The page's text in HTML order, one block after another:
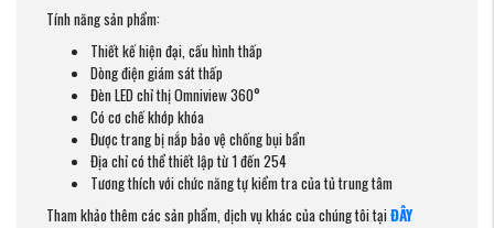
Tính năng sản phẩm:
Thiết kế hiện đại, cấu hình thấp
Dòng điện giám sát thấp
Đèn LED chỉ thị Omniview 360°
Có cơ chế khớp khóa
Được trang bị nắp bảo vệ chống bụi bẩn
Địa chỉ có thể thiết lập từ 1 đến 254
Tương thích với chức năng tự kiểm tra của tủ trung tâm
Tham khảo thêm các sản phẩm, dịch vụ khác của chúng tôi tạiĐÂY